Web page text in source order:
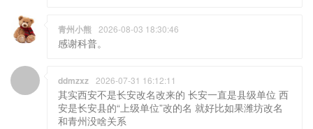
青州小熊 2026-08-03 18:30:46
感谢科普。
ddmzxz 2026-07-31 16:12:11
其实西安不是长安改名改来的 长安一直是县级单位 西
安是长安县的“上级单位”改的名 就好比如果潍坊改名
和青州没啥关系